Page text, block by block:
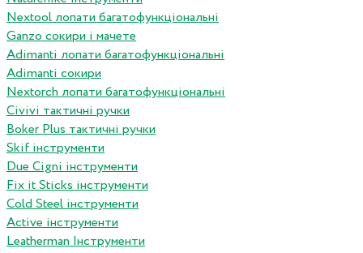
Nextool лопати багатофункціональні
Ganzo сокири і мачете
Adimanti лопати багатофункціональні
Adimanti сокири
Nextorch лопати багатофункціональні
Сivivi тактичні ручки
Boker Plus тактичні ручки
Skif інструменти
Due Cigni інструменти
Fix it Sticks інструменти
Сold Steel інструменти
Active інструменти
Leatherman Інструменти